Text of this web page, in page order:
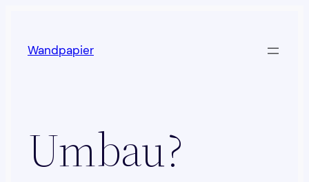
springen
Wandpapier
Umbau?